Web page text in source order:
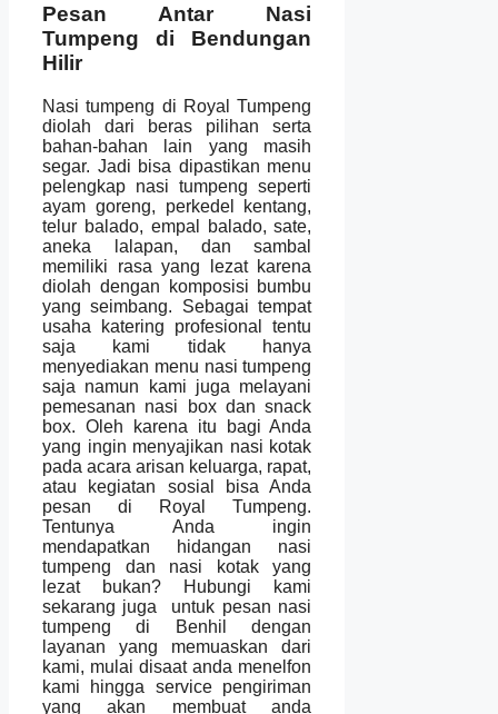
Pesan Antar Nasi
Tumpeng di Bendungan
Hilir
Nasi tumpeng di Royal Tumpeng
diolah dari beras pilihan serta
bahan-bahan lain yang masih
segar. Jadi bisa dipastikan menu
pelengkap nasi tumpeng seperti
ayam goreng, perkedel kentang,
telur balado, empal balado, sate,
aneka lalapan, dan sambal
memiliki rasa yang lezat karena
diolah dengan komposisi bumbu
yang seimbang. Sebagai tempat
usaha katering profesional tentu
saja kami tidak hanya
menyediakan menu nasi tumpeng
saja namun kami juga melayani
pemesanan nasi box dan snack
box. Oleh karena itu bagi Anda
yang ingin menyajikan nasi kotak
pada acara arisan keluarga, rapat,
atau kegiatan sosial bisa Anda
pesan di Royal Tumpeng.
Tentunya Anda ingin
mendapatkan hidangan nasi
tumpeng dan nasi kotak yang
lezat bukan? Hubungi kami
sekarang juga untuk pesan nasi
tumpeng di Benhil dengan
layanan yang memuaskan dari
kami, mulai disaat anda menelfon
kami hingga service pengiriman
yang akan membuat anda